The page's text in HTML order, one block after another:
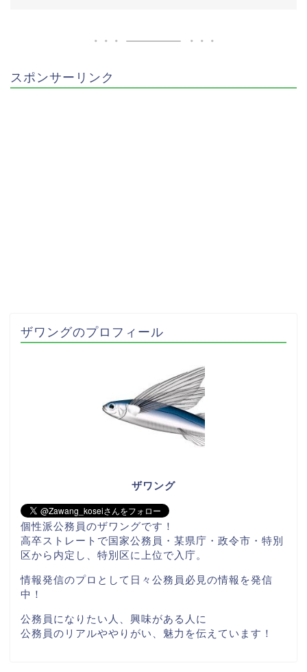
o
k
スポンサーリンク
ザワングのプロフィール
ザワング
個性派公務員のザワングです！
高卒ストレートで国家公務員・某県庁・政令市・特別
区から内定し、特別区に上位で入庁。
情報発信のプロとして日々公務員必見の情報を発信
中！
公務員になりたい人、興味がある人に
公務員のリアルややりがい、魅力を伝えています！